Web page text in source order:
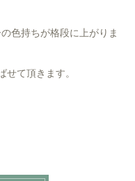
色持ちが格段に上がりま
て頂きます。